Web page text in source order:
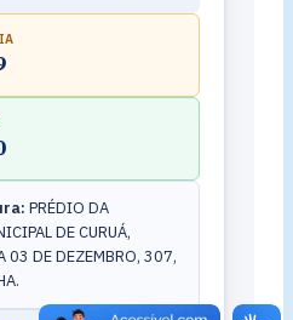
PRÉDIO DA
DE CURUÁ,
03 DE DEZEMBRO, 307,